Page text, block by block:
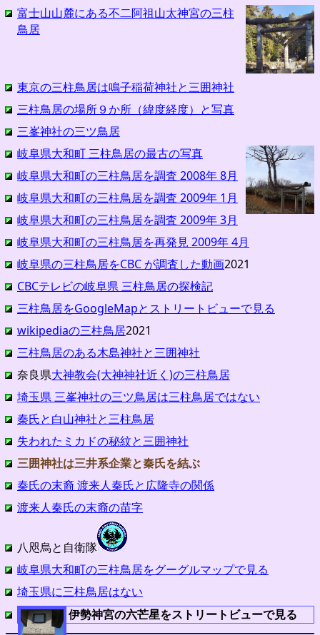
富士山山麓にある不二阿祖山太神宮の三柱
鳥居
東京の三柱鳥居は鳴子稲荷神社と三囲神社
三柱鳥居の場所９か所（緯度経度）と写真
三峯神社の三ツ鳥居
岐阜県大和町 三柱鳥居の最古の写真
岐阜県大和町の三柱鳥居を調査 2008年 8月
岐阜県大和町の三柱鳥居を調査 2009年 1月
岐阜県大和町の三柱鳥居を調査 2009年 3月
岐阜県大和町の三柱鳥居を再発見 2009年 4月
岐阜県の三柱鳥居をCBC が調査した動画2021
CBCテレビの岐阜県 三柱鳥居の探検記
三柱鳥居をGoogleMapとストリートビューで見る
wikipediaの三柱鳥居2021
三柱鳥居のある木島神社と三囲神社
奈良県大神教会(大神神社近く)の三柱鳥居
埼玉県 三峯神社の三ツ鳥居は三柱鳥居ではない
秦氏と白山神社と三柱鳥居
失われたミカドの秘紋と三囲神社
三囲神社は三井系企業と秦氏を結ぶ
秦氏の末裔 渡来人秦氏と広隆寺の関係
渡来人秦氏の末裔の苗字
八咫烏と自衛隊
岐阜県大和町の三柱鳥居をグーグルマップで見る
埼玉県に三柱鳥居はない
伊勢神宮の六芒星をストリートビューで見る